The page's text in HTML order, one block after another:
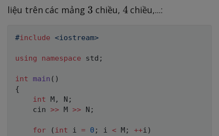
es
liệu trên các mảng 3
3 chiều, 4
4chiều,...:
#include <iostream>
using namespace std ;
int main ( )
{
int M, N ;
    cin
>> M >> N ;
for ( int i = 0 ; i < M; ++i )